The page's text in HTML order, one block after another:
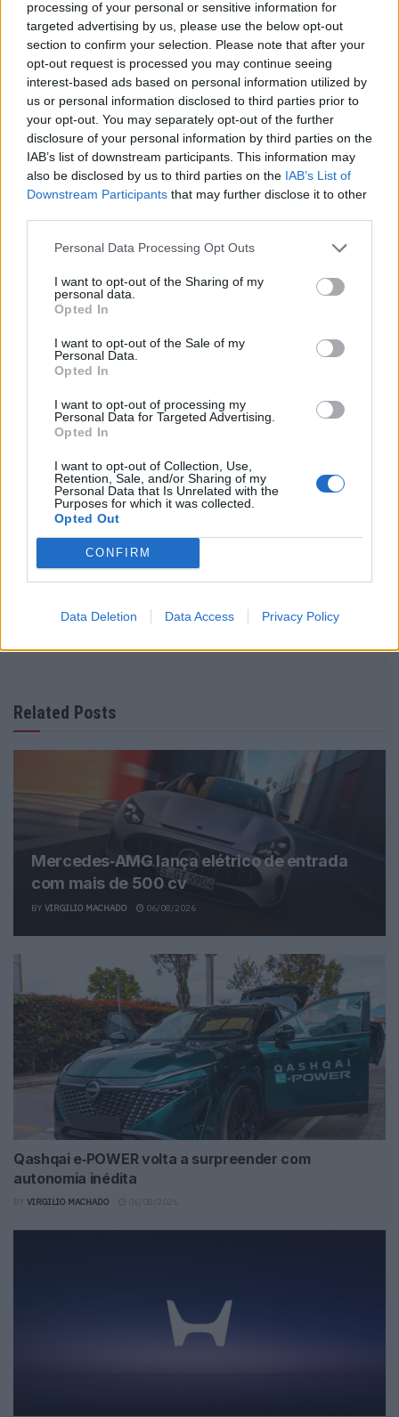
processing of your personal or sensitive information for
targeted advertising by us, please use the below opt-out
section to confirm your selection. Please note that after your
opt-out request is processed you may continue seeing
interest-based ads based on personal information utilized by
us or personal information disclosed to third parties prior to
your opt-out. You may separately opt-out of the further
disclosure of your personal information by third parties on the
IAB’s list of downstream participants. This information may
also be disclosed by us to third parties on the IAB’s List of
Downstream Participants that may further disclose it to other
Personal Data Processing Opt Outs
I want to opt-out of the Sharing of my
personal data.
Opted In
I want to opt-out of the Sale of my
Personal Data.
Opted In
I want to opt-out of processing my
Personal Data for Targeted Advertising.
Opted In
I want to opt-out of Collection, Use,
Retention, Sale, and/or Sharing of my
Personal Data that Is Unrelated with the
Purposes for which it was collected.
Opted Out
CONFIRM
Data Deletion Data Access Privacy Policy
Além destes números, o AIA foi escolhido por marcas de
renome como BMW, McLaren, Michelin, Mercedes, Bimby
e Repsol para a realização de eventos corporativos, com
destaque para a Michelin que trouxe 4000 convidados ao
Algarve.
Em 2023 o circuito também recebeu uma longa lista de
visitantes ‘ilustres’ que incluiu a presença de pilotos
como: Valentino Rossi, Max Verstappen, Juan-Pablo
Montoya, Nelson Piquet Júnior, António Félix da Costa,
O AIA também recebeu várias equipas de Fórmula 1
como: Alpine, Alpha Tauri e McLaren, e os vencedores
das 24 Horas de Le Mans, e a Ferrari, que escolheu o
circuito para desenvolver testes nos seus veículos de
competição.
2023 foi um testemunho do seu status como uma das
principais instalações de corridas da Europa.
Autódromo Internacional do Algarve
Ricardo Carvalho
Related Posts
Mercedes‑AMG lança elétrico de entrada
com mais de 500 cv
BY VIRGILIO MACHADO 06/08/2026
Qashqai e‑POWER volta a surpreender com
autonomia inédita
VIRGILIO MACHADO